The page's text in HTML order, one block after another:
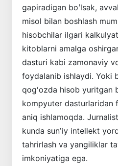
gapiradigan boʻlsak,
misol bilan bosh­lash
hisobchilar ilgari
kitoblarni amalga
dasturi kabi zamonaviy
foydalanib ishlaydi. Yoki
qogʻozda hisob yuritgan
kompyuter dasturlaridan
aniq ishlamoqda.
kunda sunʼiy intellekt
tahrirlash va yangiliklar
imkoniyatiga ega.